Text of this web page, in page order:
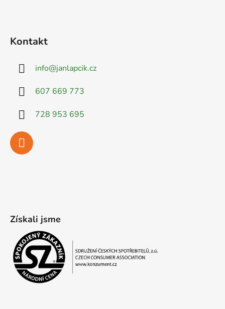
Kontakt
info@janlapcik.cz
607 669 773
728 953 695
Získali jsme